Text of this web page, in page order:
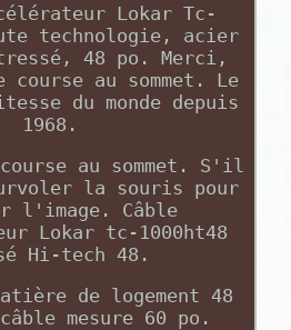
Lokar Tc-
technologie, acier
48 po. Merci,
course au sommet. Le
du monde depuis
1968.
au sommet. S'il
la souris pour
l'image. Câble
Lokar tc-1000ht48
Hi-tech 48.
de logement 48
mesure 60 po.